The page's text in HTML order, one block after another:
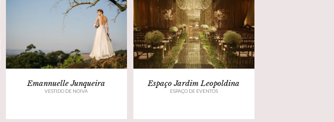
Emannuelle Junqueira
VESTIDO DE NOIVA
Espaço Jardim Leopoldina
ESPAÇO DE EVENTOS